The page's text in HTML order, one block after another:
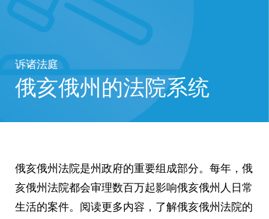
诉诸法庭
俄亥俄州的法院系统
俄亥俄州法院是州政府的重要组成部分。每年，俄
亥俄州法院都会审理数百万起影响俄亥俄州人日常
生活的案件。阅读更多内容，了解俄亥俄州法院的